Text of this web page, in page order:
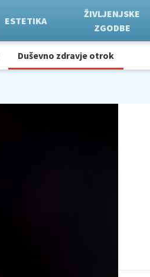
ESTETIKA
ŽIVLJENJSKE
ZGODBE
Duševno zdravje otrok